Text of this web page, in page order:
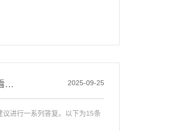
从建议到回应：国家能源局拆解充电桩15条发展需求，未来布局看这些 2025-09-25
进行一系列答复。以下为15条